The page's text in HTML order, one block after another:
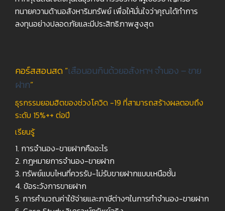
ทนายความด้านอสังหาริมทรัพย์ เพื่อให้มั่นใจว่าคุณได้ทำการ
ลงทุนอย่างปลอดภัยและมีประสิทธิภาพสูงสุด
คอร์สสอนสด “เสือนอนกินด้วยอสังหาฯ จำนอง – ขาย
ฝาก”
ธุรกรรมยอมฮิตของช่วงโควิด -19 ที่สามารถสร้างผลตอบถึง
ระดับ 15%++ ต่อปี
เรียนรู้
1. การจำนอง-ขายฝากคืออะไร
2. กฎหมายการจำนอง-ขายฝาก
3. ทรัพย์แบบไหนที่ควรรับ-ไม่รับขายฝากแบบเหนือชั้น
4. ข้อระวังการขายฝาก
5. การคำนวณค่าใช้จ่ายและภาษีต่างๆในการทำจำนอง-ขายฝาก